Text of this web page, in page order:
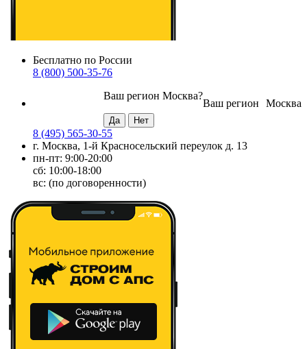
Бесплатно по России
8 (800) 500-35-76
Москва
Ваш регион
Ваш регион Москва?
8 (495) 565-30-55
г. Москва, 1-й Красносельский переулок д. 13
пн-пт: 9:00-20:00
сб: 10:00-18:00
вс: (по договоренности)